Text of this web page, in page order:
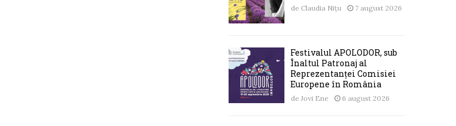
de Claudia Nițu 7 august 2026
Festivalul APOLODOR, sub
Înaltul Patronaj al
Reprezentanței Comisiei
Europene în România
de Jovi Ene 6 august 2026